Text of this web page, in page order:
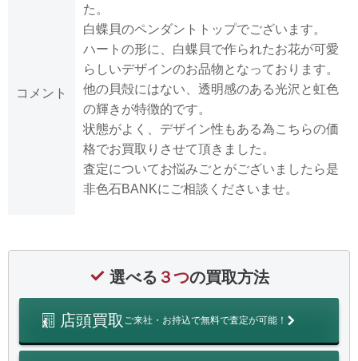
コメント
た。
白蝶貝のペンダントトップでございます。
ハートの形に、白蝶貝で作られたお花が可愛
らしいデザインのお品物となっております。
他の貝殻にはない、透明感のある光沢と虹色
の輝きが特徴的です。
状態がよく、デザイン性もある為こちらの価
格でお買取りさせて頂きました。
査定についてお悩みごとがございましたら是
非色石BANKにご相談くださいませ。
選べる ３つの買取方法
店頭買取 ご来社・お持込で無料で査定が可能！